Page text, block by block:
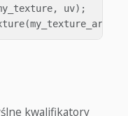
, uv);
(my_texture_array
kwalifikatory